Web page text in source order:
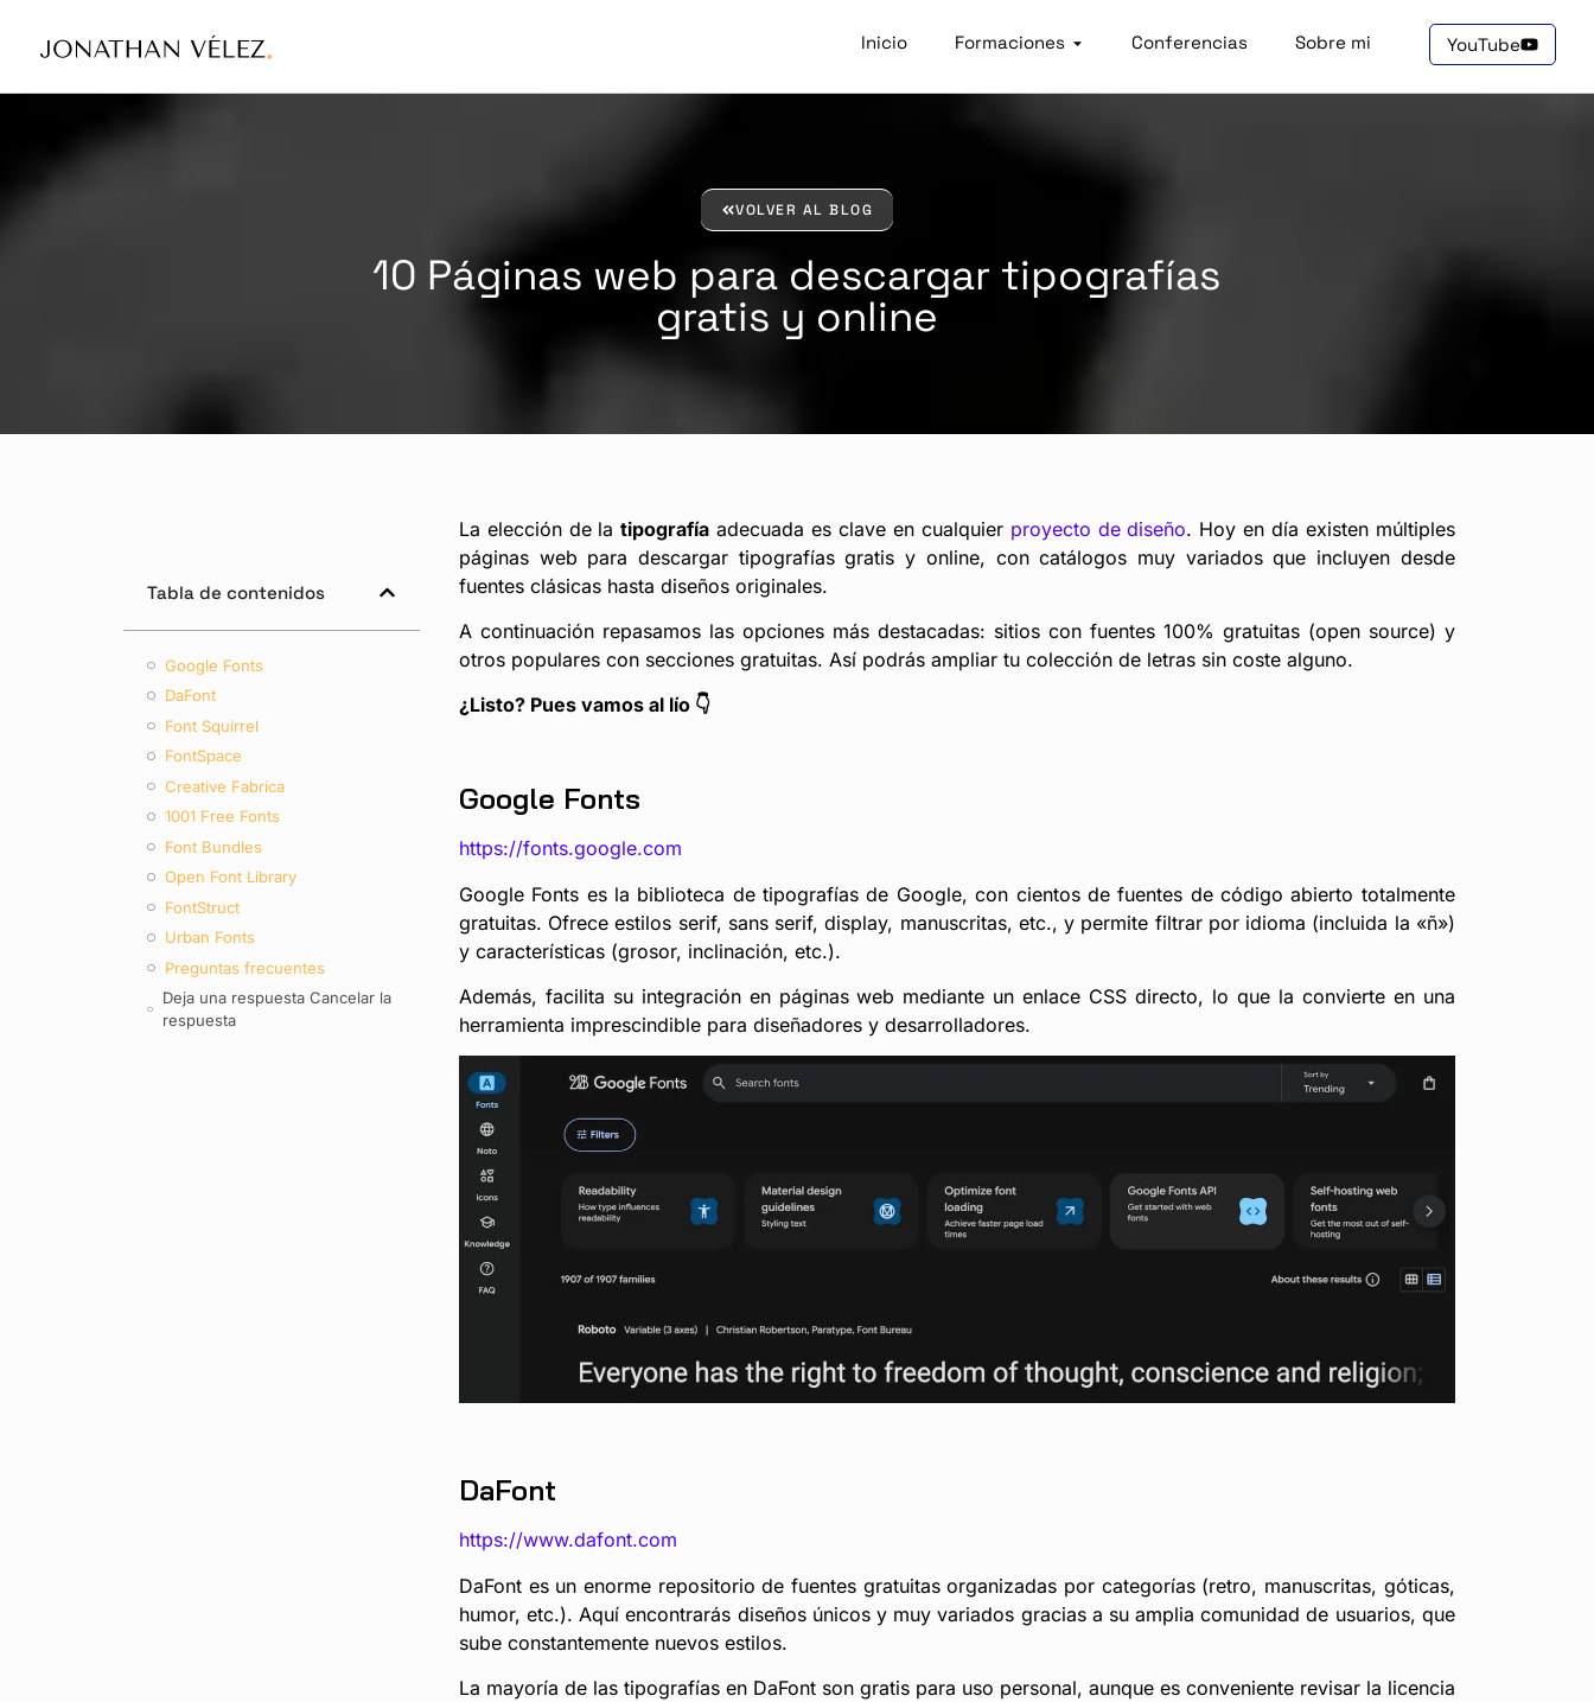
Inicio Formaciones Conferencias Sobre mi YouTube
VOLVER AL BLOG
10 Páginas web para descargar tipografías
gratis y online
Tabla de contenidos
Google Fonts
DaFont
Font Squirrel
FontSpace
Creative Fabrica
1001 Free Fonts
Font Bundles
Open Font Library
FontStruct
Urban Fonts
Preguntas frecuentes
Deja una respuesta Cancelar la
respuesta
La elección de latipografía adecuada es clave en cualquier proyecto de diseño. Hoy en día existen múltiples
páginas web para descargar tipografías gratis y online, con catálogos muy variados que incluyen desde
fuentes clásicas hasta diseños originales.
A continuación repasamos las opciones más destacadas: sitios con fuentes 100% gratuitas (open source) y
otros populares con secciones gratuitas. Así podrás ampliar tu colección de letras sin coste alguno.
¿Listo? Pues vamos al lío 👇
Google Fonts
https://fonts.google.com
Google Fonts es la biblioteca de tipografías de Google, con cientos de fuentes de código abierto totalmente
gratuitas. Ofrece estilos serif, sans serif, display, manuscritas, etc., y permite filtrar por idioma (incluida la «ñ»)
y características (grosor, inclinación, etc.).
Además, facilita su integración en páginas web mediante un enlace CSS directo, lo que la convierte en una
herramienta imprescindible para diseñadores y desarrolladores.
DaFont
https://www.dafont.com
DaFont es un enorme repositorio de fuentes gratuitas organizadas por categorías (retro, manuscritas, góticas,
humor, etc.). Aquí encontrarás diseños únicos y muy variados gracias a su amplia comunidad de usuarios, que
sube constantemente nuevos estilos.
La mayoría de las tipografías en DaFont son gratis para uso personal, aunque es conveniente revisar la licencia